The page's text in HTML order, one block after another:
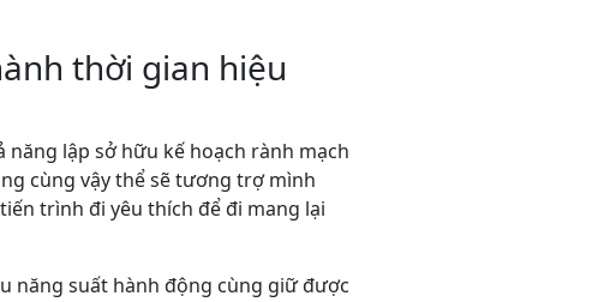
thời gian hiệu
lập sở hữu kế hoạch rành mạch
cùng vậy thể sẽ tương trợ mình
trình đi yêu thích để đi mang lại
năng suất hành động cùng giữ được